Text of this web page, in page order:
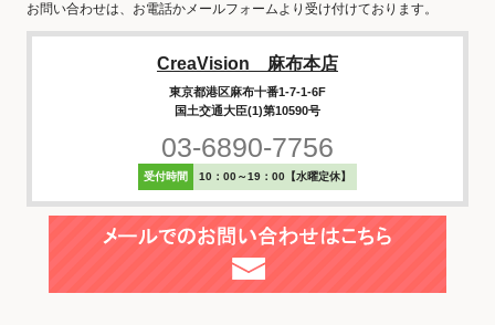
お問い合わせは、お電話かメールフォームより受け付けております。
CreaVision 麻布本店
東京都港区麻布十番1-7-1-6F
国土交通大臣(1)第10590号
03-6890-7756
受付時間 10：00～19：00【水曜定休】